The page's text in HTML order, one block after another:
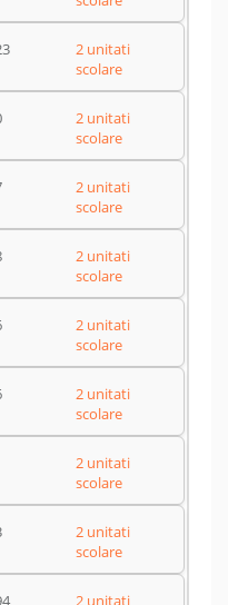
2 unitati
scolare
2 unitati
scolare
2 unitati
scolare
2 unitati
scolare
2 unitati
scolare
2 unitati
scolare
2 unitati
scolare
2 unitati
scolare
2 unitati